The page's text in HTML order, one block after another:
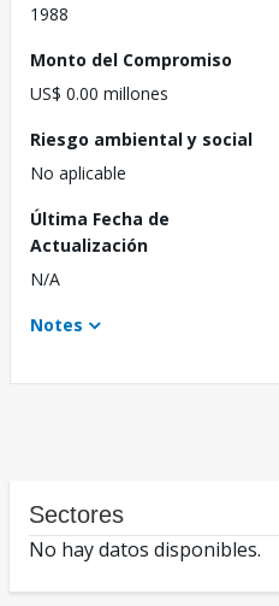
1988
Monto del Compromiso
US$ 0.00 millones
Riesgo ambiental y social
No aplicable
Última Fecha de
Actualización
N/A
Notes
Sectores
No hay datos disponibles.